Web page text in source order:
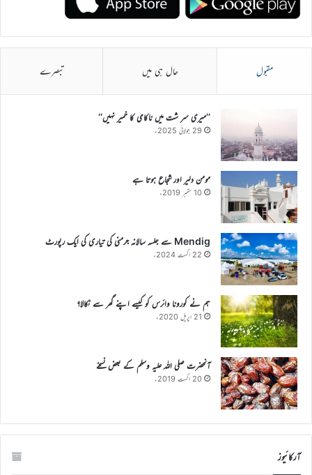
مقبول حال ہی میں تبصرے
’’میری سر شت میں ناکامی کا خمیر نہیں‘‘
29 جولائی 2025ء
مومن دلیر اور شجاع ہوتا ہے
10 ستمبر 2019ء
Mendig سے جلسہ سالانہ جرمنی کی تیاری کی ایک رپورٹ
22 اگست 2024ء
ہم نے کورونا وائرس کو کیسے اپنے گھر سے نکالا؟
21 اپریل 2020ء
آنحضرت صلی اللہ علیہ وسلم کے بعض نسخے
20 اگست 2019ء
آرکائیوز